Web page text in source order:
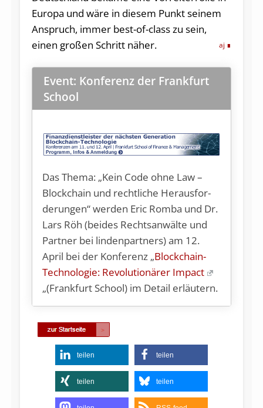
Europa und wäre in diesem Punkt seinem
Anspruch, immer best-of-class zu sein,
einen großen Schritt näher.
aj
Event: Konferenz der Frankfurt
School
Das The­ma: „Kein Code oh­ne Law –
Block­chain und recht­li­che Her­aus­for­
de­run­gen“ wer­den E­ric Rom­ba und Dr.
Lars Röh (bei­des Rechts­an­wälte und
Part­ner bei lin­den­part­ners) am 12.
April bei der Kon­fe­renz „Blockchain-
Technologie: Revolutionärer Impact
„(Frank­furt School) im De­tail er­läu­tern.
teilen teilen
teilen teilen